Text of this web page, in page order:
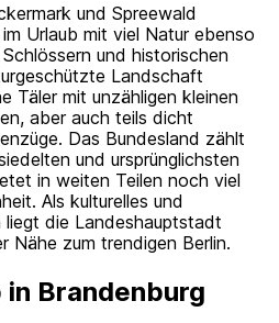
und Spreewald
Urlaub mit viel Natur ebenso
und historischen
Landschaft
Täler mit unzähligen kleinen
aber auch teils dicht
Das Bundesland zählt
und ursprünglichsten
in weiten Teilen noch viel
Als kulturelles und
die Landeshauptstadt
Nähe zum trendigen Berlin.
Brandenburg